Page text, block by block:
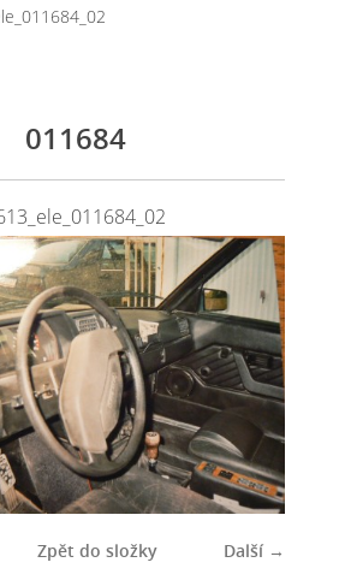
011684
Další →
Zpět do složky